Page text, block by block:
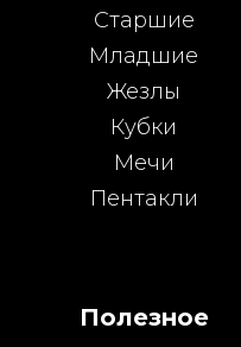
Старшие
Младшие
Жезлы
Кубки
Мечи
Пентакли
Полезное